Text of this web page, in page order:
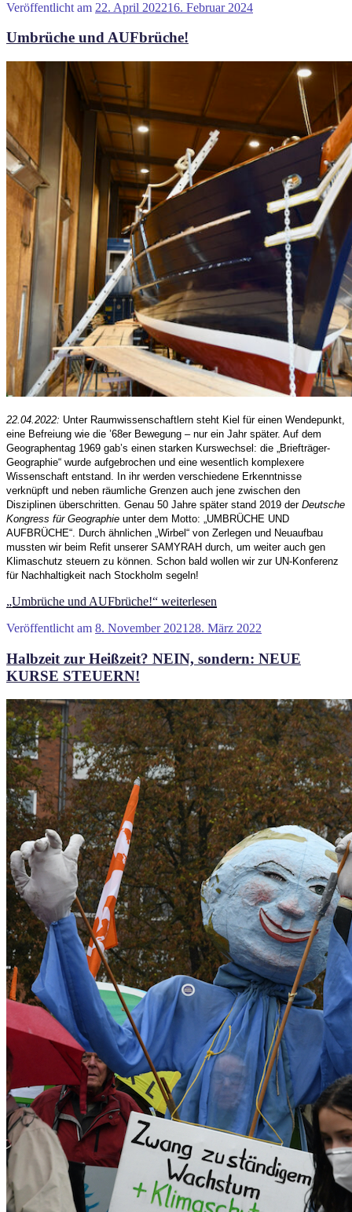
Veröffentlicht am 22. April 202216. Februar 2024
Umbrüche und AUFbrüche!
22.04.2022: Unter Raumwissenschaftlern steht Kiel für einen Wendepunkt,
eine Befreiung wie die ’68er Bewegung – nur ein Jahr später. Auf dem
Geographentag 1969 gab’s einen starken Kurswechsel: die „Briefträger-
Geographie“ wurde aufgebrochen und eine wesentlich komplexere
Wissenschaft entstand. In ihr werden verschiedene Erkenntnisse
verknüpft und neben räumliche Grenzen auch jene zwischen den
Disziplinen überschritten. Genau 50 Jahre später stand 2019 der Deutsche
Kongress für Geographie unter dem Motto: „UMBRÜCHE UND
AUFBRÜCHE“. Durch ähnlichen „Wirbel“ von Zerlegen und Neuaufbau
mussten wir beim Refit unserer SAMYRAH durch, um weiter auch gen
Klimaschutz steuern zu können. Schon bald wollen wir zur UN-Konferenz
für Nachhaltigkeit nach Stockholm segeln!
„Umbrüche und AUFbrüche!“ weiterlesen
Veröffentlicht am 8. November 2021 28. März 2022
Halbzeit zur Heißzeit? NEIN, sondern: NEUE
KURSE STEUERN!